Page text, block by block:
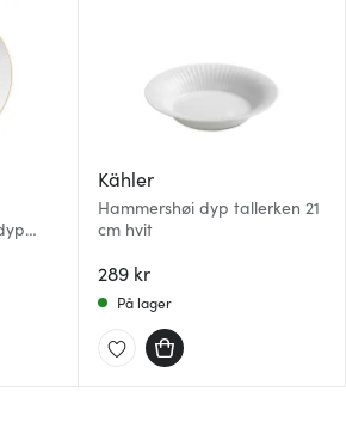
Kähler
Hammershøi dyp tallerken 21
cm hvit
289 kr
På lager